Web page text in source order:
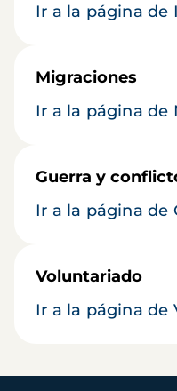
Ir a la página de
Migraciones
Ir a la página de
Guerra y
Ir a la página de
Voluntariado
Ir a la página de